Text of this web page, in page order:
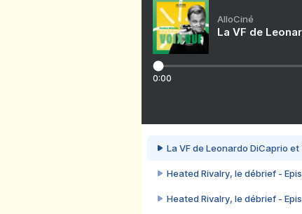
AlloCiné
La VF de
0:00
La VF de Leonardo DiCaprio
Heated Rivalry, le débrief -
Heated Rivalry, le débrief -